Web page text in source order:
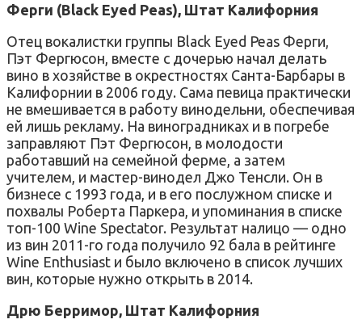
Ферги (Black Eyed Peas), Штат Калифорния
Отец вокалистки группы Black Eyed Peas Ферги,
Пэт Фергюсон, вместе с дочерью начал делать
вино в хозяйстве в окрестностях Санта-Барбары в
Калифорнии в 2006 году. Сама певица практически
не вмешивается в работу винодельни, обеспечивая
ей лишь рекламу. На виноградниках и в погребе
заправляют Пэт Фергюсон, в молодости
работавший на семейной ферме, а затем
учителем, и мастер-винодел Джо Тенсли. Он в
бизнесе с 1993 года, и в его послужном списке и
похвалы Роберта Паркера, и упоминания в списке
топ-100 Wine Spectator. Результат налицо — одно
из вин 2011-го года получило 92 бала в рейтинге
Wine Enthusiast и было включено в список лучших
вин, которые нужно открыть в 2014.
Дрю Берримор, Штат Калифорния